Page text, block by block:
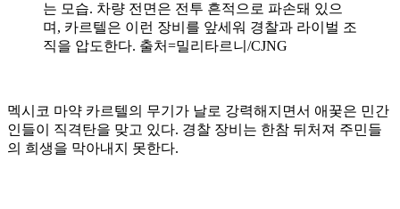
는 모습. 차량 전면은 전투 흔적으로 파손돼 있으
며, 카르텔은 이런 장비를 앞세워 경찰과 라이벌 조
직을 압도한다. 출처=밀리타르니/CJNG
멕시코 마약 카르텔의 무기가 날로 강력해지면서 애꿎은 민간
인들이 직격탄을 맞고 있다. 경찰 장비는 한참 뒤처져 주민들
의 희생을 막아내지 못한다.